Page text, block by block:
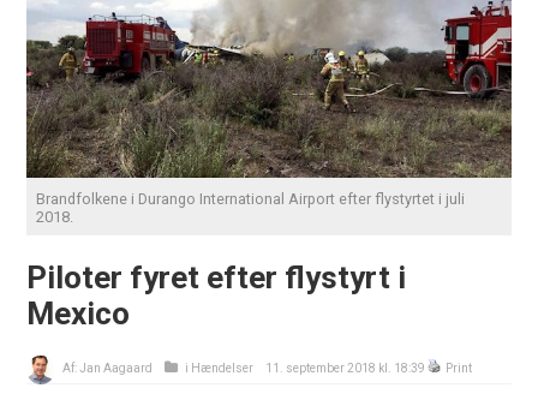
Brandfolkene i Durango International Airport efter flystyrtet i juli
2018.
Piloter fyret efter flystyrt i
Mexico
Af:Jan Aagaard i Hændelser 11. september 2018 kl. 18:39 Print